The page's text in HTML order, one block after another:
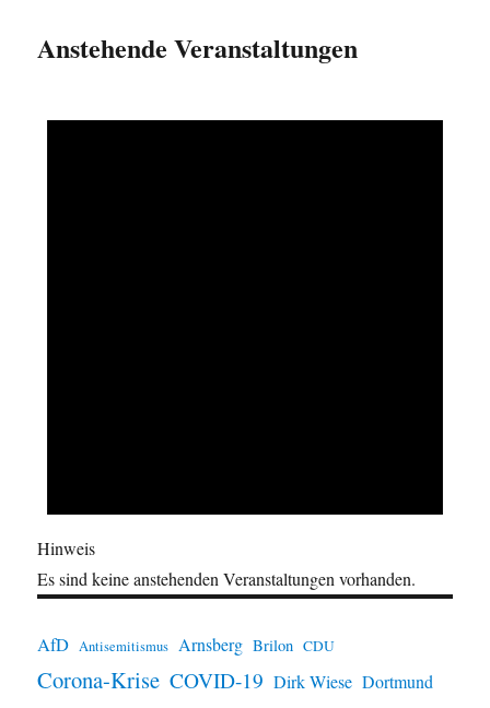
Anstehende Veranstaltungen
Hinweis
Es sind keine anstehenden Veranstaltungen vorhanden.
AfD Antisemitismus Arnsberg Brilon CDU
Corona-Krise COVID-19 Dirk Wiese Dortmund